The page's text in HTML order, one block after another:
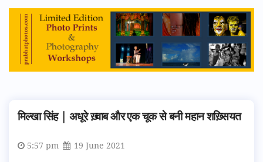
मिल्खा सिंह | अधूरे ख़्वाब और एक चूक से बनी महान शख़्सियत
5:57 pm 19 June 2021